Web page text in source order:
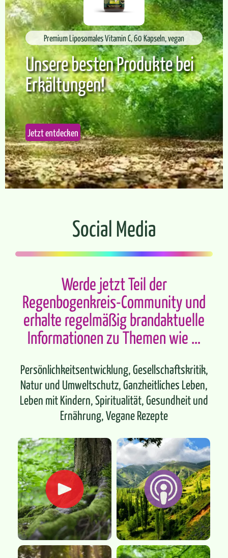
Premium Liposomales Vitamin C, 60 Kapseln, vegan
Unsere besten Produkte bei
Erkältungen!
Jetzt entdecken
Social Media
Werde jetzt Teil der
Regenbogenkreis-Community und
erhalte regelmäßig brandaktuelle
Informationen zu Themen wie …
Persönlichkeitsentwicklung, Gesellschaftskritik,
Natur und Umweltschutz, Ganzheitliches Leben,
Leben mit Kindern, Spiritualität, Gesundheit und
Ernährung, Vegane Rezepte